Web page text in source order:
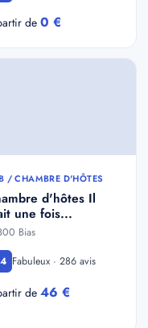
de0 €
/ CHAMBRE D'HÔTES
d'hôtes Il
une fois...
Bias
Fabuleux · 286 avis
de46 €